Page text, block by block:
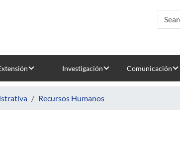
Investigación Comunicación
Recursos Humanos